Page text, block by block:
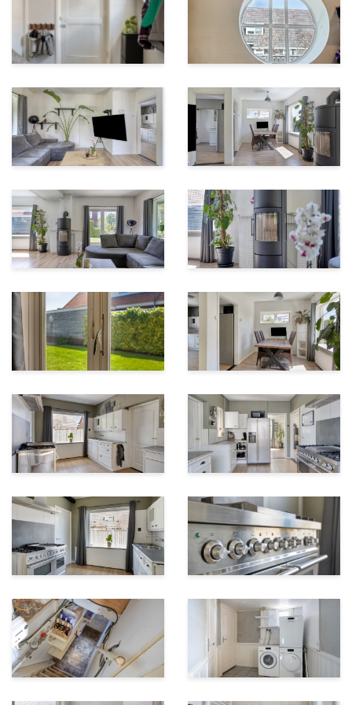
Wacht niet langer en kom deze geweldige plek met
eigen ogen aanschouwen.
Neem contact op met onze makelaar voor meer
informatie of om een afspraak voor een bezichtiging te
maken.
De Veldhoekseweg 17 wacht op je om er een thuis van
te maken. De vraagprijs is € 495.000, - k.k.